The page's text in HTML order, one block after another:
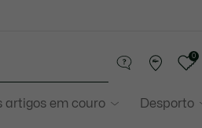
artigos em couro Desporto
0